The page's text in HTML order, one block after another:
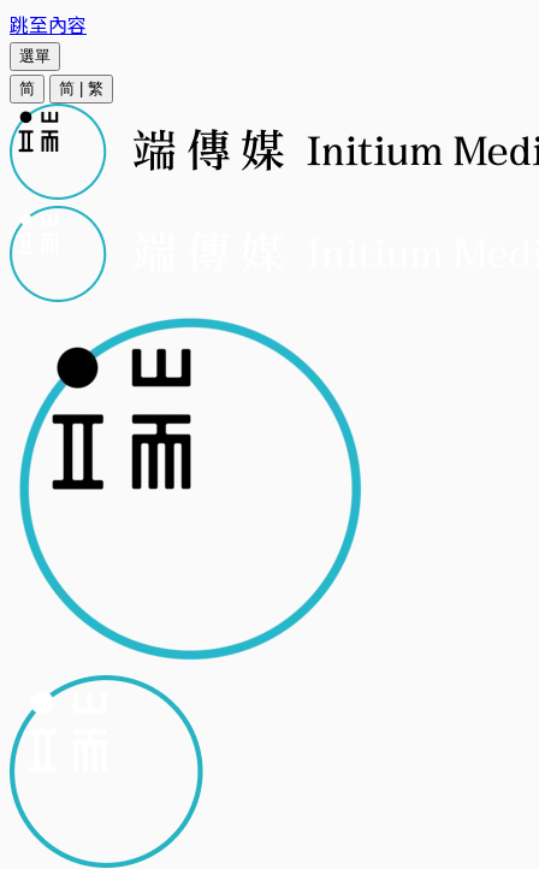
跳至內容
選單
简
简 繁